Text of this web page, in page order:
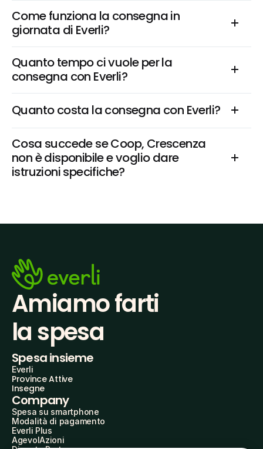
Come funziona la consegna in
giornata di Everli?
Quanto tempo ci vuole per la
consegna con Everli?
Quanto costa la consegna con Everli?
Cosa succede se Coop, Crescenza
non è disponibile e voglio dare
istruzioni specifiche?
Amiamo farti
la spesa
Spesa insieme
Everli
Province Attive
Insegne
Company
Spesa su smartphone
Modalità di pagamento
Everli Plus
AgevolAzioni